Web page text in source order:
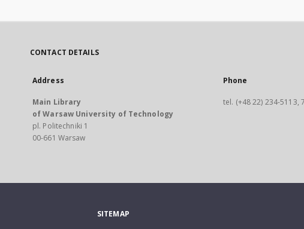
CONTACT DETAILS
Address
Main Library
of Warsaw University of Technology
pl. Politechniki 1
00-661 Warsaw
Phone
tel. (+48 22) 234-5113,
SITEMAP